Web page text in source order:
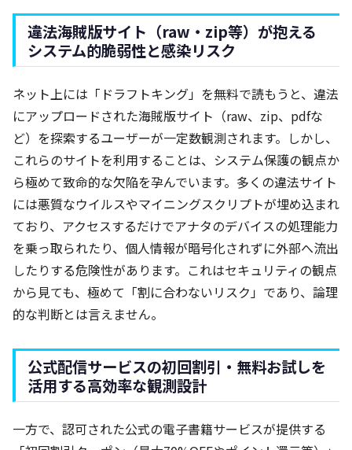
違法海賊版サイト（raw・zip等）が抱える
システム的脆弱性と感染リスク
ネット上には「ドラフトキング」を無料で読もうと、違法
にアップロードされた海賊版サイト（raw、zip、pdfな
ど）を探索するユーザーが一定数観測されます。しかし、
これらのサイトを利用することは、システム保護の観点か
ら極めて致命的な欠陥を孕んでいます。多くの違法サイト
には悪質なウイルスやマイニングスクリプトが埋め込まれ
ており、アクセスするだけでアナタのデバイスの処理能力
を乗っ取られたり、個人情報が暗号化されずに外部へ流出
したりする危険性があります。これはセキュリティの観点
から見ても、極めて「割に合わないリスク」であり、論理
的な判断とは言えません。
公式配信サービスの初回割引・無料お試しを
活用する高効率な観測設計
一方で、認可された公式の電子書籍サービスが提供する